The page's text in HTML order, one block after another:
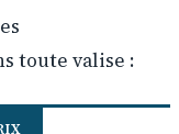
toute valise :